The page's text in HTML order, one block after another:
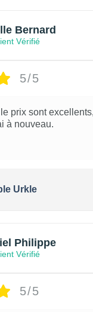
Bernard
Vérifié
5/5
prix sont
à nouveau.
Urkle
Philippe
Vérifié
5/5